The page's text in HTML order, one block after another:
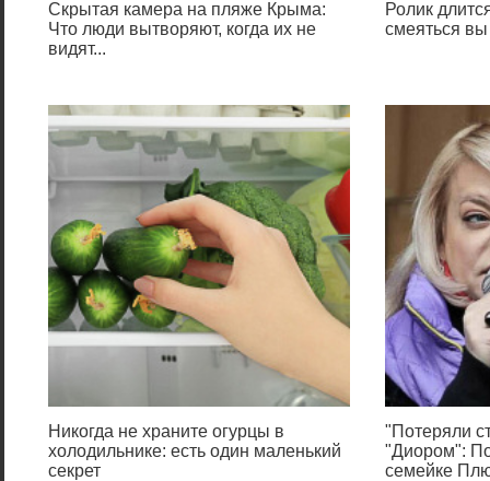
Скрытая камера на пляже Крыма:
Что люди вытворяют, когда их не
видят...
Ролик
смеяться вы
Никогда не храните огурцы в
холодильнике: есть один маленький
секрет
"Потеряли
"Диором":
семейке